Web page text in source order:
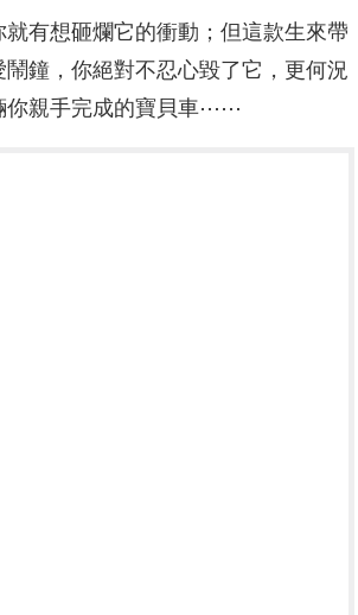
有想砸爛它的衝動；但這款生來帶
鐘，你絕對不忍心毀了它，更何況
你親手完成的寶貝車⋯⋯